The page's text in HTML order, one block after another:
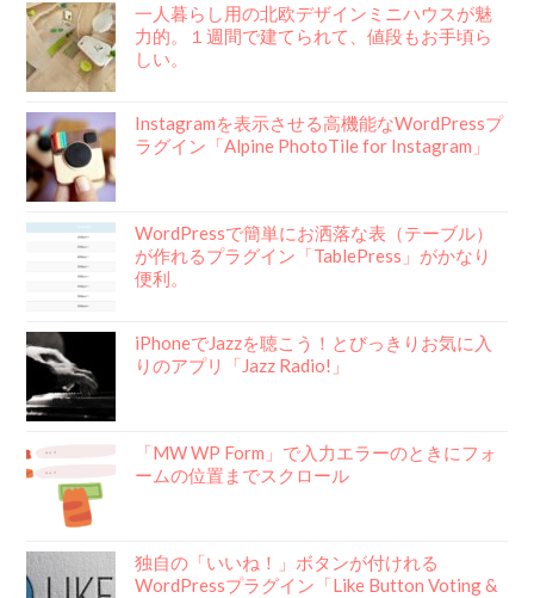
一人暮らし用の北欧デザインミニハウスが魅
力的。１週間で建てられて、値段もお手頃ら
しい。
Instagramを表示させる高機能なWordPressプ
ラグイン「Alpine PhotoTile for Instagram」
WordPressで簡単にお洒落な表（テーブル）
が作れるプラグイン「TablePress」がかなり
便利。
iPhoneでJazzを聴こう！とびっきりお気に入
りのアプリ「Jazz Radio!」
「MW WP Form」で入力エラーのときにフォ
ームの位置までスクロール
独自の「いいね！」ボタンが付けれる
WordPressプラグイン「Like Button Voting &